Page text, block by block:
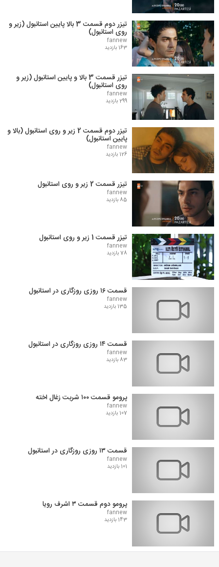
تیزر دوم قسمت 3 بالا پایین استانبول (زیر و
روی استانبول)
fannew
163 بازدید
تیزر قسمت 3 بالا و پایین استانبول (زیر و
روی استانبول)
fannew
299 بازدید
تیزر دوم قسمت 2 زیر و روی استانبول (بالا و
پایین استانبول)
fannew
126 بازدید
تیزر قسمت 2 زیر و روی استانبول
fannew
85 بازدید
تیزر قسمت 1 زیر و روی استانبول
fannew
78 بازدید
قسمت ۱۶ روزی روزگاری در استانبول
fannew
135 بازدید
قسمت ۱۴ روزی روزگاری در استانبول
fannew
83 بازدید
پرومو قسمت ۱۰۰ شربت زغال اخته
fannew
107 بازدید
قسمت ۱۳ روزی روزگاری در استانبول
fannew
101 بازدید
پرومو دوم قسمت ۳ اشرف رویا
fannew
143 بازدید